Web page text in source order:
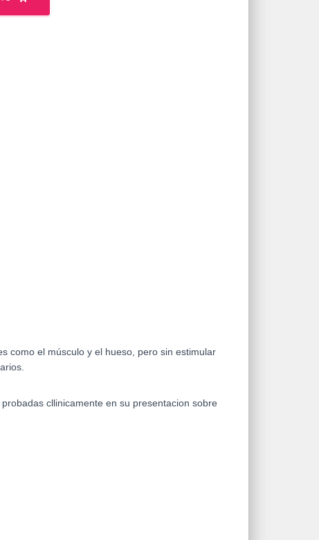
como el músculo y el hueso, pero sin estimular
cllinicamente en su presentacion sobre